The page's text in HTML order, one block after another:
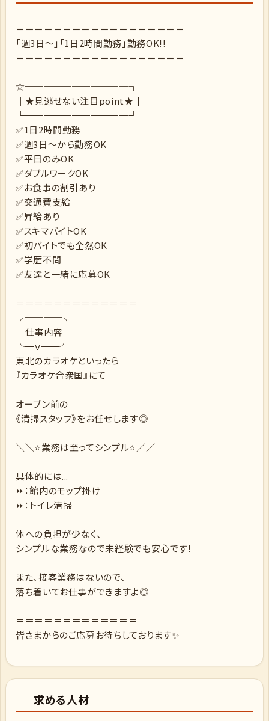
＝＝＝＝＝＝＝＝＝＝＝＝＝＝＝＝＝＝
「週3日〜」「1日2時間勤務」勤務OK!!
＝＝＝＝＝＝＝＝＝＝＝＝＝＝＝＝＝＝
☆━━━━━━━━━━━┓
┃★見逃せない注目point★┃
┗━━━━━━━━━━━┛
✅1日2時間勤務
✅週3日～から勤務OK
✅平日のみOK
✅ダブルワークOK
✅お食事の割引あり
✅交通費支給
✅昇給あり
✅スキマバイトOK
✅初バイトでも全然OK
✅学歴不問
✅友達と一緒に応募OK
＝＝＝＝＝＝＝＝＝＝＝＝＝
╭━━━━╮
仕事内容
╰━ｖ━━╯
東北のカラオケといったら
『カラオケ合衆国』にて
オープン前の
《清掃スタッフ》をお任せします◎
＼＼⭐業務は至ってシンプル⭐／／
具体的には...
⏩：館内のモップ掛け
⏩：トイレ清掃
体への負担が少なく、
シンプルな業務なので未経験でも安心です！
また、接客業務はないので、
落ち着いてお仕事ができますよ◎
＝＝＝＝＝＝＝＝＝＝＝＝＝
皆さまからのご応募お待ちしております✨
求める人材